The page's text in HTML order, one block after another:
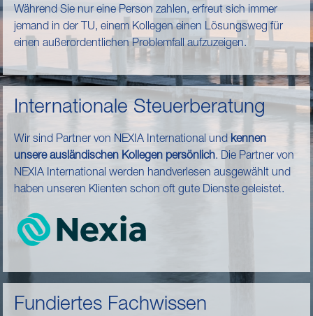
Während Sie nur eine Person zahlen, erfreut sich immer
jemand in der TU, einem Kollegen einen Lösungsweg für
einen außerordentlichen Problemfall aufzuzeigen.
Internationale Steuerberatung
Wir sind Partner von NEXIA International und kennen
unsere ausländischen Kollegen persönlich. Die Partner von
NEXIA International werden handverlesen ausgewählt und
haben unseren Klienten schon oft gute Dienste geleistet.
Fundiertes Fachwissen